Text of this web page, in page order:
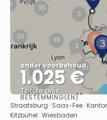
onder voorbehoud
1.025 €
Totale prijs
BESTEMMING(EN)
Straatsburg · Saas-Fee ·
Kitzbühel · Wiesbaden